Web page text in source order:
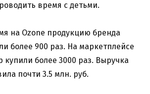
время с детьми.
на Ozone продукцию бренда
более 900 раз. На маркетплейсе
купили более 3000 раз. Выручка
почти 3.5 млн. руб.